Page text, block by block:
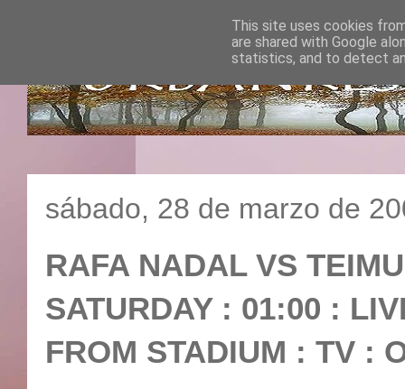
sábado, 28 de marzo de
RAFA NADAL VS
SATURDAY : 01:00 :
FROM STADIUM : TV :
This site uses cookies
are shared with Google
statistics, and to detect